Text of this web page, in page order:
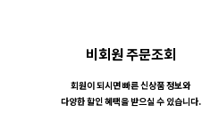
비회원 주문조회
회원이 되시면 빠른 신상품 정보와
다양한 할인 혜택을 받으실 수 있습니다.